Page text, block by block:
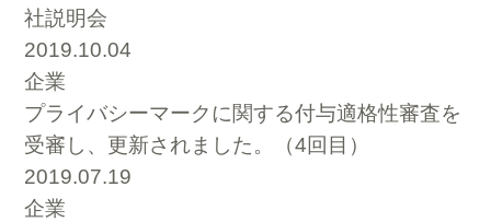
社説明会
2019.10.04
企業
プライバシーマークに関する付与適格性審査を
受審し、更新されました。（4回目）
2019.07.19
企業